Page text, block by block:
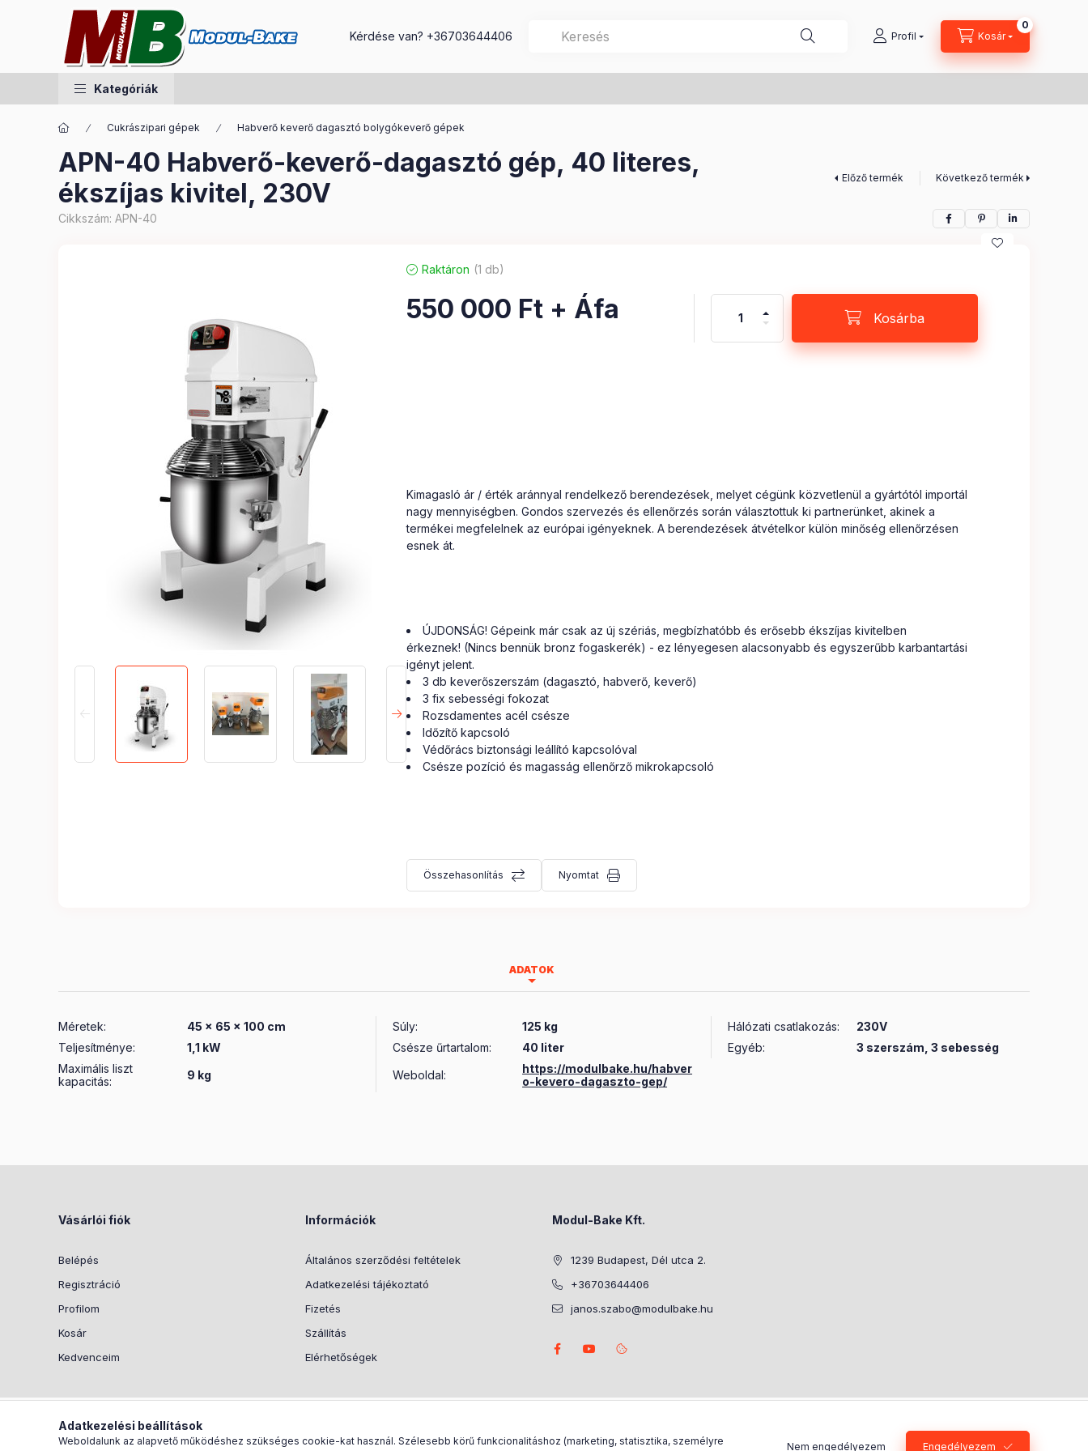
Kérdése van? +36703644406 Profil Kosár
Kosárban
0
Kategóriák
Cukrászipari gépek Habverő keverő dagasztó bolygókeverő gépek
Előző termék Következő termék
APN-40 Habverő-keverő-dagasztó gép, 40 literes,
ékszíjas kivitel, 230V
Cikkszám: APN-40
Raktáron 1 db
550 000 Ft + Áfa Kosárba
Kimagasló ár / érték aránnyal rendelkező berendezések, melyet cégünk közvetlenül a gyártótól importál
nagy mennyiségben. Gondos szervezés és ellenőrzés során választottuk ki partnerünket, akinek a
termékei megfelelnek az európai igényeknek. A berendezések átvételkor külön minőség ellenőrzésen
esnek át.
ÚJDONSÁG! Gépeink már csak az új szériás, megbízhatóbb és erősebb ékszíjas kivitelben
érkeznek! (Nincs bennük bronz fogaskerék) - ez lényegesen alacsonyabb és egyszerűbb karbantartási
igényt jelent.
3 db keverőszerszám (dagasztó, habverő, keverő)
3 fix sebességi fokozat
Rozsdamentes acél csésze
Időzítő kapcsoló
Védőrács biztonsági leállító kapcsolóval
Csésze pozíció és magasság ellenőrző mikrokapcsoló
Összehasonlítás Nyomtat
ADATOK
Méretek: 45 x 65 x 100 cm Súly: 125 kg Hálózati csatlakozás:
230V
Teljesítménye: 1,1 kW Csésze űrtartalom: 40 liter Egyéb:
3 szerszám, 3 sebesség
Maximális liszt
kapacitás: 9 kg Weboldal:
https://modulbake.hu/habver
o-kevero-dagaszto-gep/
Vásárlói fiók
Belépés
Regisztráció
Profilom
Kosár
Kedvenceim
Információk
Általános szerződési feltételek
Adatkezelési tájékoztató
Fizetés
Szállítás
Elérhetőségek
Modul-Bake Kft.
1239 Budapest, Dél utca 2.
+36703644406
janos.szabo@modulbake.hu
Adatkezelési beállítások
Weboldalunk az alapvető működéshez szükséges cookie-kat használ. Szélesebb körű funkcionalitáshoz (marketing, statisztika, személyre
Nem engedélyezem Engedélyezem